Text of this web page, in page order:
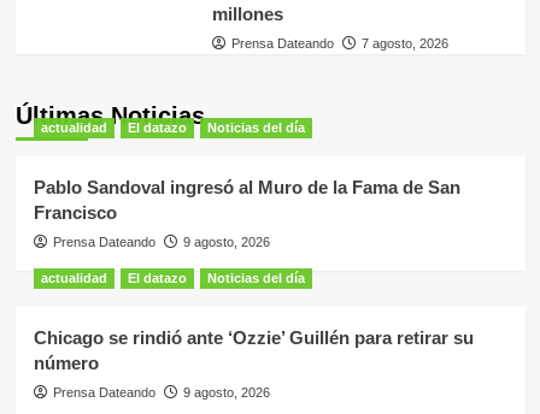
millones
Prensa Dateando 7 agosto, 2026
Últimas Noticias
actualidad El datazo Noticias del día
Pablo Sandoval ingresó al Muro de la Fama de San
Francisco
Prensa Dateando 9 agosto, 2026
actualidad El datazo Noticias del día
Chicago se rindió ante ‘Ozzie’ Guillén para retirar su
número
Prensa Dateando 9 agosto, 2026